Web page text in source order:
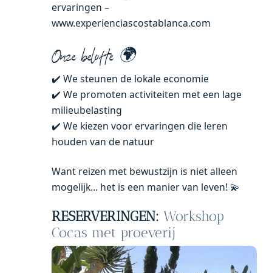
ervaringen –
www.experienciascostablanca.com
Onze belofte 🌍
✔️ We steunen de lokale economie
✔️ We promoten activiteiten met een lage
milieubelasting
✔️ We kiezen voor ervaringen die leren
houden van de natuur
Want reizen met bewustzijn is niet alleen
mogelijk… het is een manier van leven! 💫
RESERVERINGEN: Workshop
Cocas met proeverij